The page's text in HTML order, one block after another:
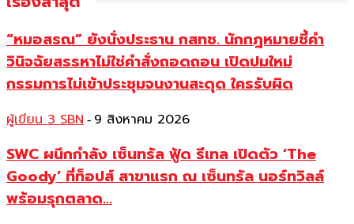
“หมอสรณ” ยังนั่งประธาน กสทช. นักกฎหมายชี้คำ
วินิจฉัยสรรหาไม่ใช่คำสั่งถอดถอน เปิดปมใหม่
กรรมการไม่เข้าประชุมจนงานสะดุด ใครรับผิด
ผู้เขียน 3 SBN - 9 สิงหาคม 2026
SWC ผนึกกำลัง เซ็นทรัล ฟู้ด รีเทล เปิดตัว ‘The
Goody’ ที่ท็อปส์ สาขาแรก ณ เซ็นทรัล นอร์ทวิลล์
พร้อมรุกตลาด...